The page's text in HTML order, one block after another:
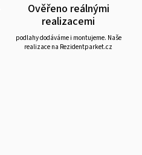
Ověřeno reálnými
realizacemi
podlahy dodáváme i montujeme. Naše
realizace na Rezidentparket.cz